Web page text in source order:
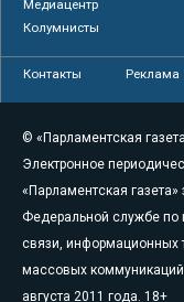
Медиацентр
Колумнисты
Контакты Реклама
© «Парламентская
Электронное
«Парламентская газета»
Федеральной службе по
связи, информационных
массовых
августа 2011 года. 18+